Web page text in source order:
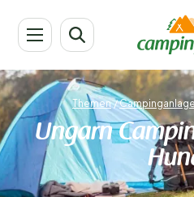
Themen/
Ungarn